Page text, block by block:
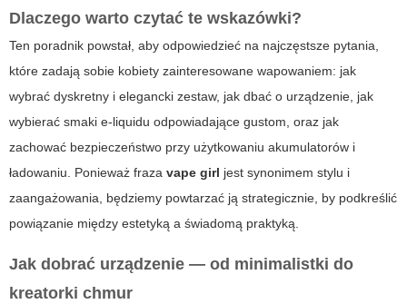
Dlaczego warto czytać te wskazówki?
Ten poradnik powstał, aby odpowiedzieć na najczęstsze pytania,
które zadają sobie kobiety zainteresowane wapowaniem: jak
wybrać dyskretny i elegancki zestaw, jak dbać o urządzenie, jak
wybierać smaki e-liquidu odpowiadające gustom, oraz jak
zachować bezpieczeństwo przy użytkowaniu akumulatorów i
ładowaniu. Ponieważ fraza vape girl jest synonimem stylu i
zaangażowania, będziemy powtarzać ją strategicznie, by podkreślić
powiązanie między estetyką a świadomą praktyką.
Jak dobrać urządzenie — od minimalistki do
kreatorki chmur